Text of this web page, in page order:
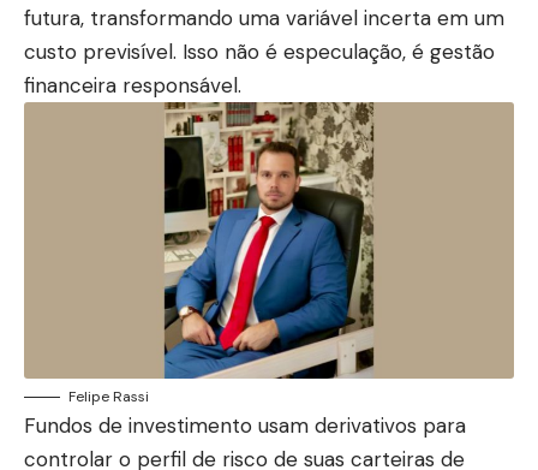
futura, transformando uma variável incerta em um
custo previsível. Isso não é especulação, é gestão
financeira responsável.
Felipe Rassi
Fundos de investimento usam derivativos para
controlar o perfil de risco de suas carteiras de